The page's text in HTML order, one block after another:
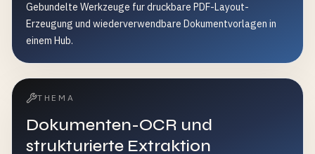
Gebundelte Werkzeuge fur druckbare PDF-Layout-
Erzeugung und wiederverwendbare Dokumentvorlagen in
einem Hub.
THEMA
Dokumenten-OCR und
strukturierte Extraktion